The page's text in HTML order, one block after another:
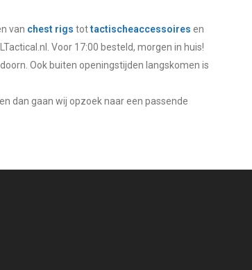
van chest rigs tottactischeaccessoires en
Voor 17:00 besteld, morgen in huis!
Ook buiten openingstijden langskomen is
dan gaan wij opzoek naar een passende